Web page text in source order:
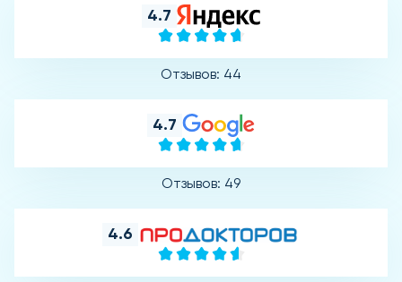
4.7
Отзывов: 44
4.7
Отзывов: 49
4.6